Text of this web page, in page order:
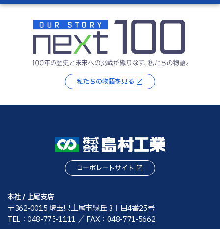
コーポレートサイト
本社 / 上尾支店
〒362-0015 埼玉県上尾市緑丘 3丁目4番25号
TEL：048-775-1111 ／ FAX：048-771-5662
私たちの物語を見る